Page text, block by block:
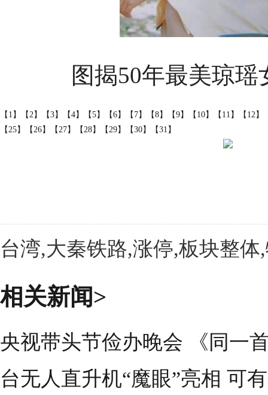
图揭50年最美琼瑶
【1】 【2】 【3】 【4】 【5】 【6】 【7】 【8】 【9】 【10】 【11】 【12】
【25】
【26】 【27】 【28】 【29】 【30】 【31】
台湾,大秦铁路,涨停,板块整体
相关新闻>
央视带头节俭办晚会 《同一
台无人直升机“魔眼”亮相 可